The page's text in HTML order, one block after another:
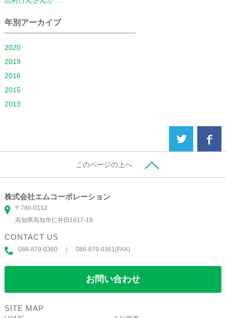
年別アーカイブ
2020
2019
2016
2015
2013
このページの上へ
株式会社エムコーポレーション
〒780-0112
高知県高知市仁井田1617-19
CONTACT US
088-879-0360 ｜ 088-879-0361(FAX)
お問い合わせ
SITE MAP